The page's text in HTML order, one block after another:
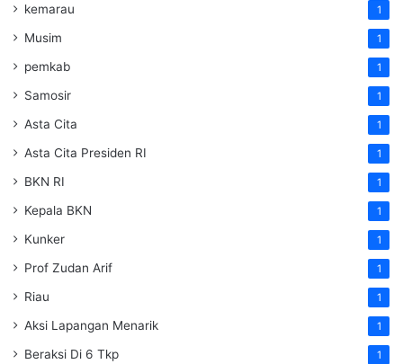
kemarau 1
Musim 1
pemkab 1
Samosir 1
Asta Cita 1
Asta Cita Presiden RI 1
BKN RI 1
Kepala BKN 1
Kunker 1
Prof Zudan Arif 1
Riau 1
Aksi Lapangan Menarik 1
Beraksi Di 6 Tkp 1